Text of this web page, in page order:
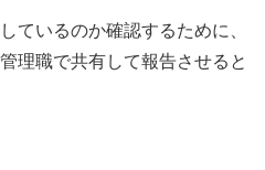
ているのか確認するために、
理職で共有して報告させると